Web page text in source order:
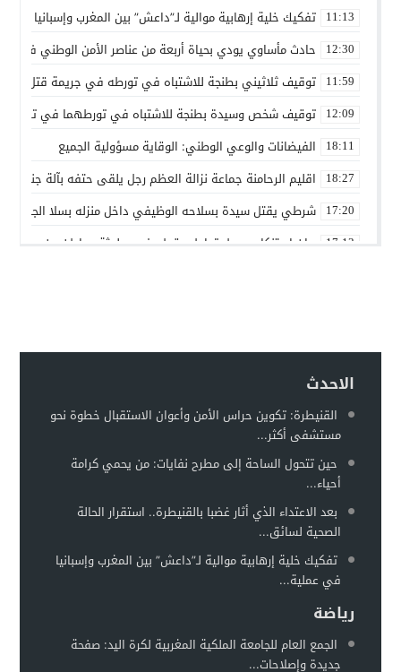
11:13 تفكيك خلية إرهابية موالية لـ”داعش” بين المغرب وإسبانيا في
12:30 حادث مأساوي يودي بحياة أربعة من عناصر الأمن الوطني في
11:59 توقيف ثلاثيني بطنجة للاشتباه في تورطه في جريمة قتل
12:09 توقيف شخص وسيدة بطنجة للاشتباه في تورطهما في تزوير
18:11 الفيضانات والوعي الوطني: الوقاية مسؤولية الجميع
18:27 اقليم الرحامنة جماعة نزالة العظم رجل يلقى حتفه بآلة جني
17:20 شرطي يقتل سيدة بسلاحه الوظيفي داخل منزله بسلا الجديدة
17:13 بيان استنكاري حول تداول مقطع فيديو لجثة مواطن من
هيئة الدفاع تثير حيثية التقادم لإسقاط تهمة النصب عن محمد
سيارة مجهولة تثير استنفارًا أمنيًا بحي الفوركي تابريكت – سلا
12:31 الغموض يلف حريقا في مركز صحي
الاحدث
القنيطرة: تكوين حراس الأمن وأعوان الاستقبال خطوة نحو
مستشفى أكثر...
حين تتحول الساحة إلى مطرح نفايات: من يحمي كرامة
أحياء...
بعد الاعتداء الذي أثار غضبا بالقنيطرة.. استقرار الحالة
الصحية لسائق...
تفكيك خلية إرهابية موالية لـ”داعش” بين المغرب وإسبانيا
في عملية...
رياضة
الجمع العام للجامعة الملكية المغربية لكرة اليد: صفحة
جديدة وإصلاحات...